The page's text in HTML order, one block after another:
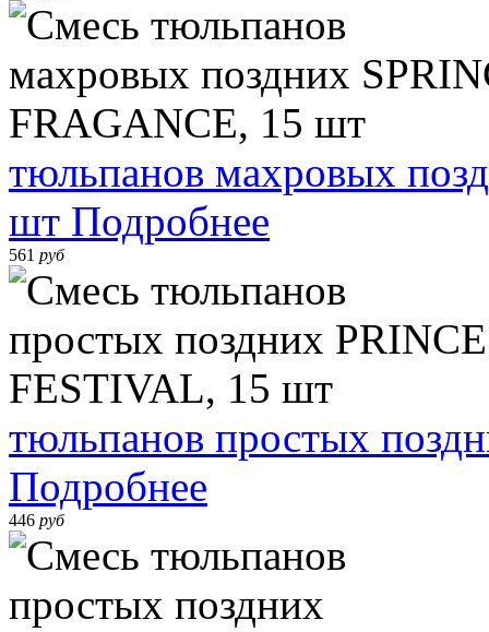
тюльпанов махровых
шт Подробнее
561 руб
тюльпанов простых
Подробнее
446 руб